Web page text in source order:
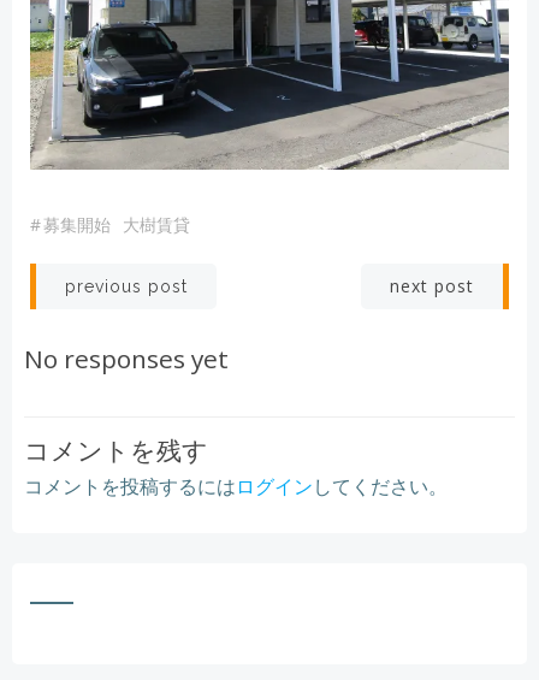
#募集開始 大樹賃貸
Post
navigation
previous post next post
No responses yet
コメントを残す
コメントを投稿するにはログインしてください。